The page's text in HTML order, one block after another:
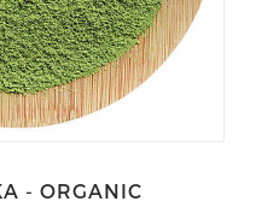
- ORGANIC